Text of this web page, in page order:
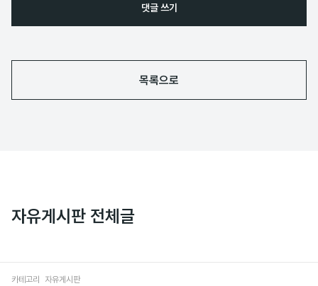
댓글 쓰기
목록으로
자유게시판 전체글
카테고리 자유게시판